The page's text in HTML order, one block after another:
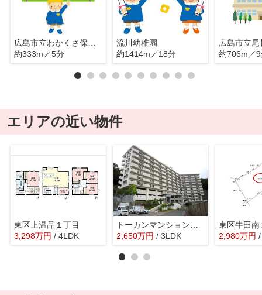
広島市立わかくさ保育園
約333m／5分
流川幼稚園
約1414m／18分
広島市立尾
約706m／
エリアの近い物件
東区上温品１丁目
3,298万円 / 4LDK
2,650万円 / 3LDK
東区牛田南
2,980万円